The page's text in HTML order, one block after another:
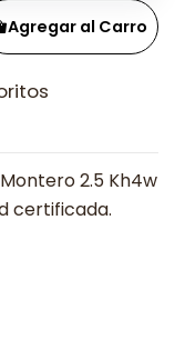
Agregar al Carro
2.5 Kh4w
certificada.